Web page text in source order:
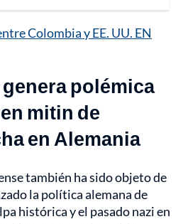
Colombia y EE. UU. EN
polémica
mitin de
en Alemania
también ha sido objeto de
la política alemana de
histórica y el pasado nazi en